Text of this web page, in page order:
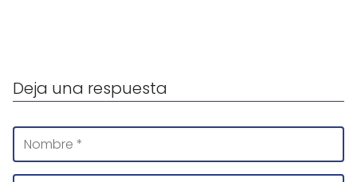
Deja una respuesta